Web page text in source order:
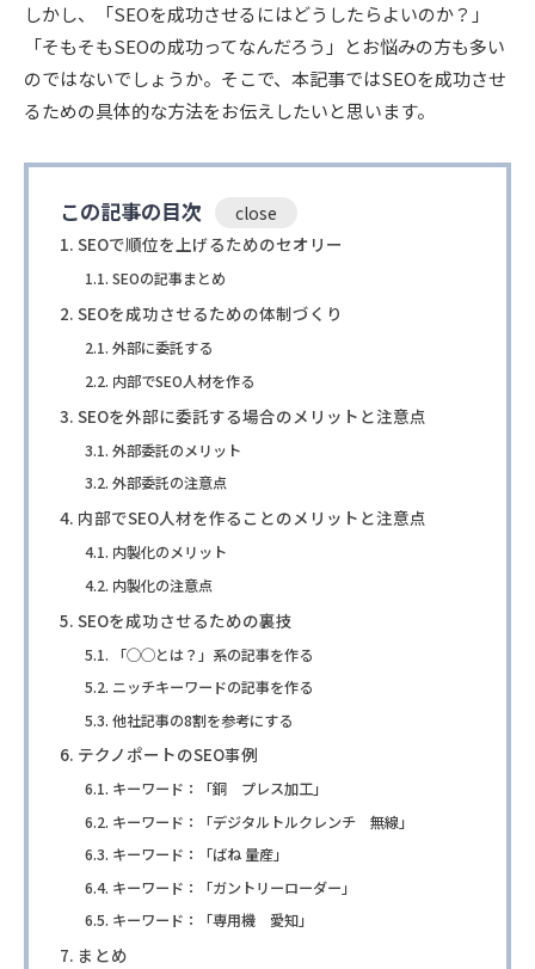
しかし、「SEOを成功させるにはどうしたらよいのか？」
「そもそもSEOの成功ってなんだろう」とお悩みの方も多い
のではないでしょうか。そこで、本記事ではSEOを成功させ
るための具体的な方法をお伝えしたいと思います。
この記事の目次
SEOで順位を上げるためのセオリー
SEOの記事まとめ
SEOを成功させるための体制づくり
外部に委託する
内部でSEO人材を作る
SEOを外部に委託する場合のメリットと注意点
外部委託のメリット
外部委託の注意点
内部でSEO人材を作ることのメリットと注意点
内製化のメリット
内製化の注意点
SEOを成功させるための裏技
「◯◯とは？」系の記事を作る
ニッチキーワードの記事を作る
他社記事の8割を参考にする
テクノポートのSEO事例
キーワード：「銅 プレス加工」
キーワード：「デジタルトルクレンチ 無線」
キーワード：「ばね 量産」
キーワード：「ガントリーローダー」
キーワード：「専用機 愛知」
まとめ